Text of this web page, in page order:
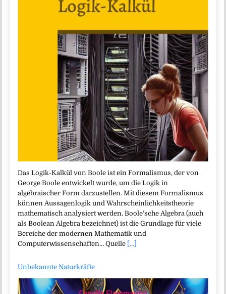
Das Logik-Kalkül von Boole ist ein Formalismus, der von
George Boole entwickelt wurde, um die Logik in
algebraischer Form darzustellen. Mit diesem Formalismus
können Aussagenlogik und Wahrscheinlichkeitstheorie
mathematisch analysiert werden. Boole’sche Algebra (auch
als Boolean Algebra bezeichnet) ist die Grundlage für viele
Bereiche der modernen Mathematik und
Computerwissenschaften… Quelle [...]
Unbekannte Naturkräfte